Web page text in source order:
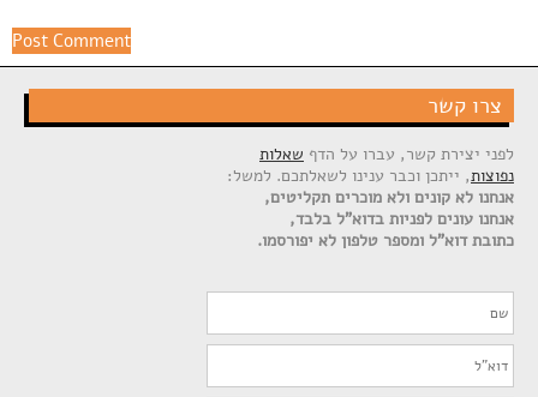
צרו קשר
לפני יצירת קשר, עברו על הדף שאלות
נפוצות, ייתכן וכבר ענינו לשאלתכם. למשל:
אנחנו לא קונים ולא מוכרים תקליטים,
אנחנו עונים לפניות בדוא"ל בלבד,
כתובת דוא"ל ומספר טלפון לא יפורסמו.